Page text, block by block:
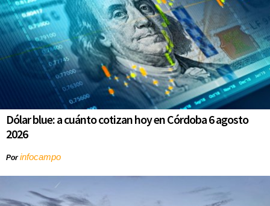
Dólar blue: a cuánto cotizan hoy en Córdoba 6 agosto
2026
Porinfocampo